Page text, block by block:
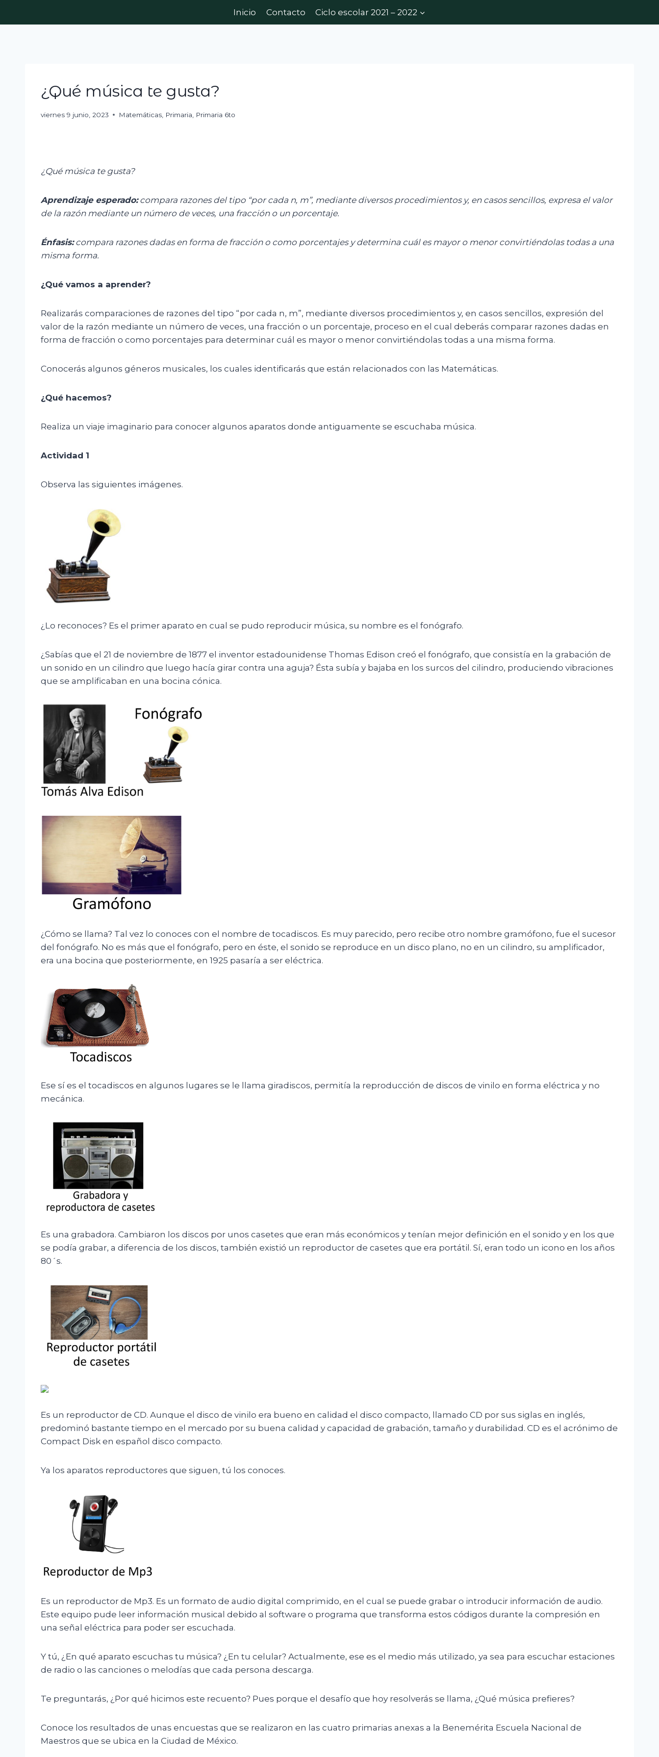
Inicio Contacto Ciclo escolar 2021 – 2022
¿Qué música te gusta?
viernes 9 junio, 2023 Matemáticas Primaria Primaria 6to
¿Qué música te gusta?
Aprendizajeesperado: compara razones del tipo “por cada n, m”, mediante diversos procedimientos y, en casos sencillos, expresa el valor
de la razón mediante un número de veces, una fracción o un porcentaje.
Énfasis: compara razones dadas en forma de fracción o como porcentajes y determina cuál es mayor o menor convirtiéndolas todas a una
misma forma.
¿Qué vamos a aprender?
Realizarás comparaciones de razones del tipo “por cada n, m”, mediante diversos procedimientos y, en casos sencillos, expresión del
valor de la razón mediante un número de veces, una fracción o un porcentaje, proceso en el cual deberás comparar razones dadas en
forma de fracción o como porcentajes para determinar cuál es mayor o menor convirtiéndolas todas a una misma forma.
Conocerás algunos géneros musicales, los cuales identificarás que están relacionados con las Matemáticas.
¿Qué hacemos?
Realiza un viaje imaginario para conocer algunos aparatos donde antiguamente se escuchaba música.
Actividad 1
Observa las siguientes imágenes.
¿Lo reconoces? Es el primer aparato en cual se pudo reproducir música, su nombre es el fonógrafo.
¿Sabías que el 21 de noviembre de 1877 el inventor estadounidense Thomas Edison creó el fonógrafo, que consistía en la grabación de
un sonido en un cilindro que luego hacía girar contra una aguja? Ésta subía y bajaba en los surcos del cilindro, produciendo vibraciones
que se amplificaban en una bocina cónica.
¿Cómo se llama? Tal vez lo conoces con el nombre de tocadiscos. Es muy parecido, pero recibe otro nombre gramófono, fue el sucesor
del fonógrafo. No es más que el fonógrafo, pero en éste, el sonido se reproduce en un disco plano, no en un cilindro, su amplificador,
era una bocina que posteriormente, en 1925 pasaría a ser eléctrica.
Ese sí es el tocadiscos en algunos lugares se le llama giradiscos, permitía la reproducción de discos de vinilo en forma eléctrica y no
mecánica.
Es una grabadora. Cambiaron los discos por unos casetes que eran más económicos y tenían mejor definición en el sonido y en los que
se podía grabar, a diferencia de los discos, también existió un reproductor de casetes que era portátil. Sí, eran todo un icono en los años
80´s.
Es un reproductor de CD. Aunque el disco de vinilo era bueno en calidad el disco compacto, llamado CD por sus siglas en inglés,
predominó bastante tiempo en el mercado por su buena calidad y capacidad de grabación, tamaño y durabilidad. CD es el acrónimo de
Compact Disk en español disco compacto.
Ya los aparatos reproductores que siguen, tú los conoces.
Es un reproductor de Mp3. Es un formato de audio digital comprimido, en el cual se puede grabar o introducir información de audio.
Este equipo pude leer información musical debido al software o programa que transforma estos códigos durante la compresión en
una señal eléctrica para poder ser escuchada.
Y tú, ¿En qué aparato escuchas tu música? ¿En tu celular? Actualmente, ese es el medio más utilizado, ya sea para escuchar estaciones
de radio o las canciones o melodías que cada persona descarga.
Te preguntarás, ¿Por qué hicimos este recuento? Pues porque el desafío que hoy resolverás se llama, ¿Qué música prefieres?
Conoce los resultados de unas encuestas que se realizaron en las cuatro primarias anexas a la Benemérita Escuela Nacional de
Maestros que se ubica en la Ciudad de México.